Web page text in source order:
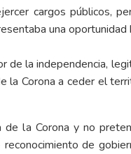
cargos públicos,
una oportunidad
de la independencia,
la Corona a ceder el
la Corona y no
de